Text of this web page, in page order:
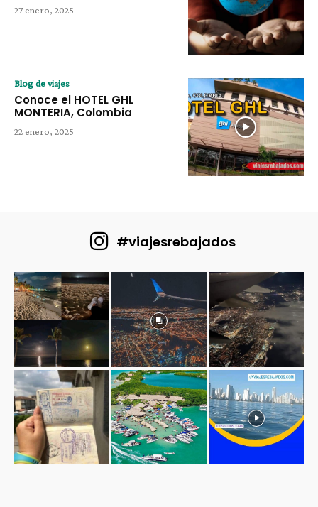
27 enero, 2025
Blog de viajes
Conoce el HOTEL GHL
MONTERIA, Colombia
22 enero, 2025
#viajesrebajados